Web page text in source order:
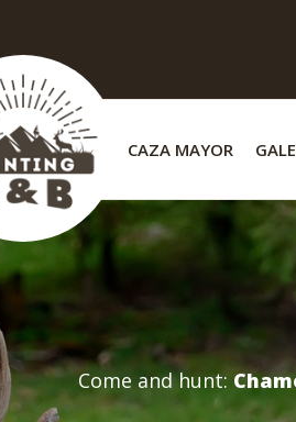
CAZA MAYOR
Come and hunt: